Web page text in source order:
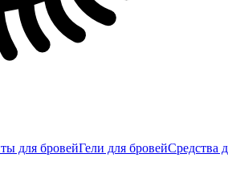
для бровейГели для бровейСредства